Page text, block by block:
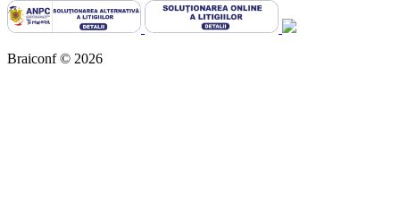
Braiconf © 2026